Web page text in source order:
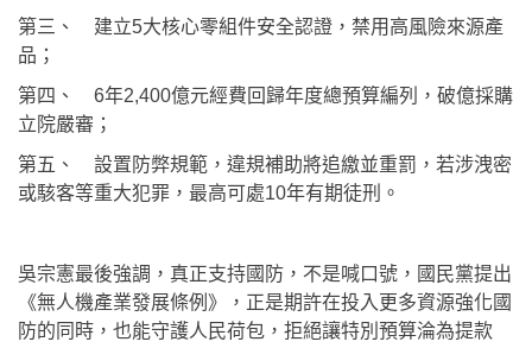
第三、 建立5大核心零組件安全認證，禁用高風險來源產
品；
第四、 6年2,400億元經費回歸年度總預算編列，破億採購
立院嚴審；
第五、 設置防弊規範，違規補助將追繳並重罰，若涉洩密
或駭客等重大犯罪，最高可處10年有期徒刑。
吳宗憲最後強調，真正支持國防，不是喊口號，國民黨提出
《無人機產業發展條例》，正是期許在投入更多資源強化國
防的同時，也能守護人民荷包，拒絕讓特別預算淪為提款